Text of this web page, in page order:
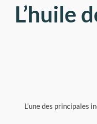
L’huile
L’une des principales